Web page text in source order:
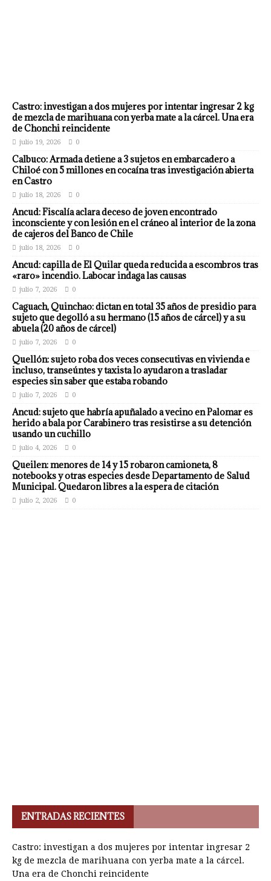
Castro: investigan a dos mujeres por intentar ingresar 2 kg
de mezcla de marihuana con yerba mate a la cárcel. Una era
de Chonchi reincidente
julio 19, 2026 0
Calbuco: Armada detiene a 3 sujetos en embarcadero a
Chiloé con 5 millones en cocaína tras investigación abierta
en Castro
julio 18, 2026 0
Ancud: Fiscalía aclara deceso de joven encontrado
inconsciente y con lesión en el cráneo al interior de la zona
de cajeros del Banco de Chile
julio 18, 2026 0
Ancud: capilla de El Quilar queda reducida a escombros tras
«raro» incendio. Labocar indaga las causas
julio 7, 2026 0
Caguach, Quinchao: dictan en total 35 años de presidio para
sujeto que degolló a su hermano (15 años de cárcel) y a su
abuela (20 años de cárcel)
julio 7, 2026 0
Quellón: sujeto roba dos veces consecutivas en vivienda e
incluso, transeúntes y taxista lo ayudaron a trasladar
especies sin saber que estaba robando
julio 7, 2026 0
Ancud: sujeto que habría apuñalado a vecino en Palomar es
herido a bala por Carabinero tras resistirse a su detención
usando un cuchillo
julio 4, 2026 0
Queilen: menores de 14 y 15 robaron camioneta, 8
notebooks y otras especies desde Departamento de Salud
Municipal. Quedaron libres a la espera de citación
julio 2, 2026 0
ENTRADAS RECIENTES
Castro: investigan a dos mujeres por intentar ingresar 2
kg de mezcla de marihuana con yerba mate a la cárcel.
Una era de Chonchi reincidente